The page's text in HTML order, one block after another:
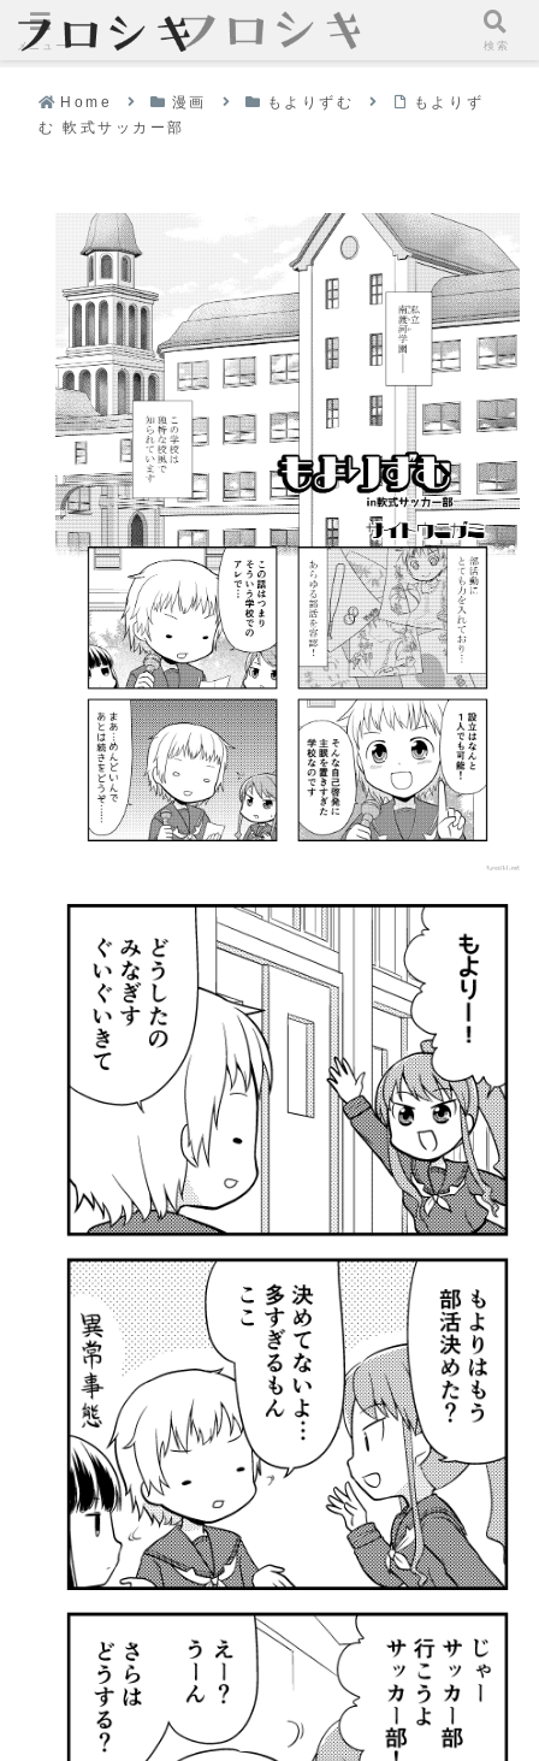
Home 漫画 もよりずむ
もよりず
む 軟式サッカー部
メニュー 検索